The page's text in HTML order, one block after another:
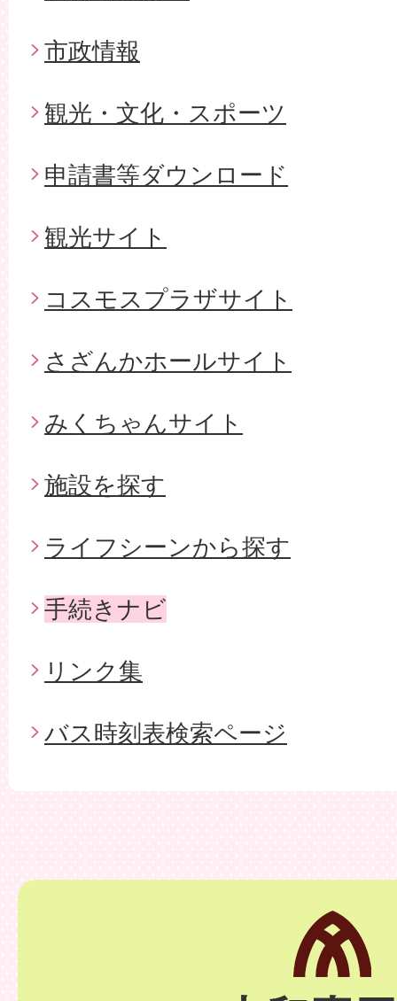
市政情報
観光・文化・スポーツ
申請書等ダウンロード
観光サイト
コスモスプラザサイト
さざんかホールサイト
みくちゃんサイト
施設を探す
ライフシーンから探す
手続きナビ
リンク集
バス時刻表検索ページ